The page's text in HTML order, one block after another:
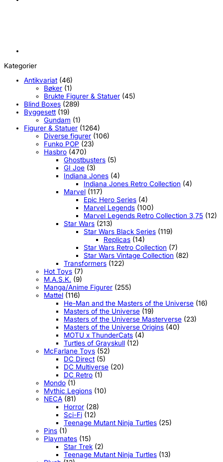
Kategorier
Antikvariat (46)
Bøker (1)
Brukte Figurer & Statuer (45)
Blind Boxes (289)
Byggesett (19)
Gundam (1)
Figurer & Statuer (1264)
Diverse figurer (106)
Funko POP (23)
Hasbro (470)
Ghostbusters (5)
GI Joe (3)
Indiana Jones (4)
Indiana Jones Retro Collection (4)
Marvel (117)
Epic Hero Series (4)
Marvel Legends (100)
Marvel Legends Retro Collection 3,75 (12)
Star Wars (213)
Star Wars Black Series (119)
Replicas (14)
Star Wars Retro Collection (7)
Star Wars Vintage Collection (82)
Transformers (122)
Hot Toys (7)
M.A.S.K. (9)
Manga/Anime Figurer (255)
Mattel (116)
He-Man and the Masters of the Universe (16)
Masters of the Universe (19)
Masters of the Universe Masterverse (23)
Masters of the Universe Origins (40)
MOTU x ThunderCats (4)
Turtles of Grayskull (12)
McFarlane Toys (52)
DC Direct (5)
DC Multiverse (20)
DC Retro (1)
Mondo (1)
Mythic Legions (10)
NECA (81)
Horror (28)
Sci-Fi (12)
Teenage Mutant Ninja Turtles (25)
Pins (1)
Playmates (15)
Star Trek (2)
Teenage Mutant Ninja Turtles (13)